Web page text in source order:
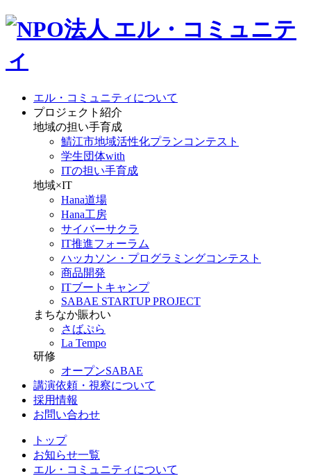
エル・コミュニティについて
プロジェクト紹介
地域の担い手育成
鯖江市地域活性化プランコンテスト
学生団体with
ITの担い手育成
地域×IT
Hana道場
Hana工房
サイバーサクラ
IT推進フォーラム
ハッカソン・プログラミングコンテスト
商品開発
ITブートキャンプ
SABAE STARTUP PROJECT
まちなか賑わい
さばぷら
La Tempo
研修
オープンSABAE
講演依頼・視察について
採用情報
お問い合わせ
トップ
お知らせ一覧
エル・コミュニティについて